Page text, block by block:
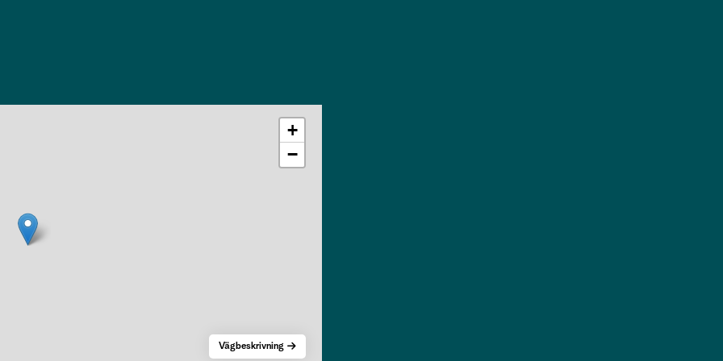
+
−
Vägbeskrivning